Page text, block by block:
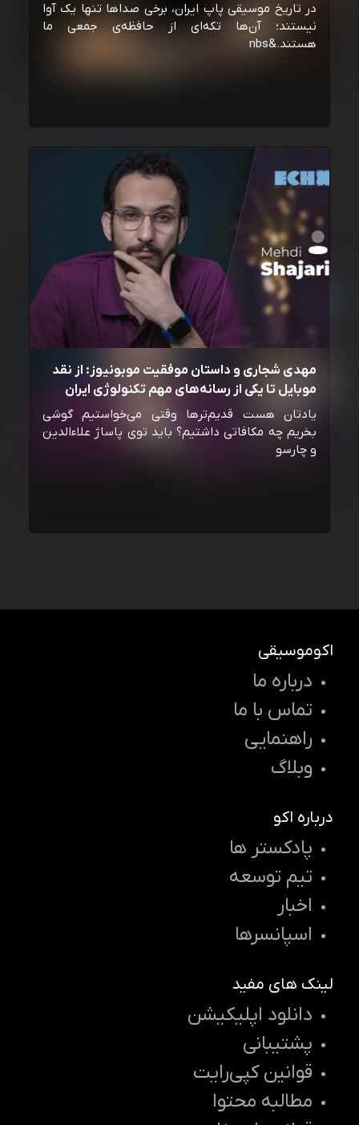
در تاریخ موسیقی پاپ ایران، برخی صداها تنها یک آوا
نیستند؛ آن‌ها تکه‌ای از حافظه‌ی جمعی ما
هستند.&nbs
مهدی شجاری و داستان موفقیت موبونیوز: از نقد
موبایل تا یکی از رسانه‌‌های مهم تکنولوژی ایران
یادتان هست قدیم‌ترها وقتی می‌خواستیم گوشی
بخریم چه مکافاتی داشتیم؟ باید توی پاساژ علاءالدین
و چارسو
اکوموسیقی
درباره ما
تماس با ما
راهنمایی
وبلاگ
درباره اکو
پادکستر ها
تیم توسعه
اخبار
اسپانسرها
لینک های مفید
دانلود اپلیکیشن
پشتیبانی
قوانین کپی‌رایت
مطالبه محتوا